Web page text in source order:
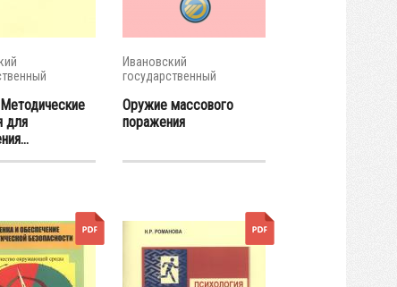
для
Ивановский
государственный
Оружие массового
поражения